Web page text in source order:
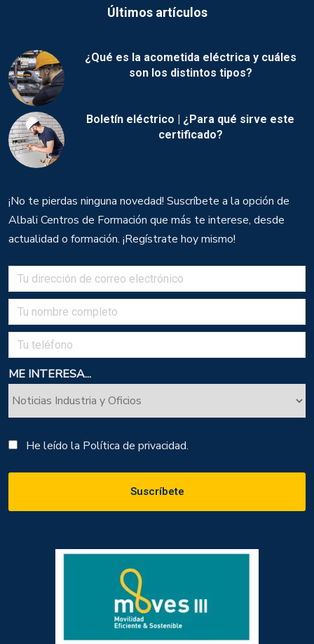
Últimos artículos
¿Qué es la acometida eléctrica y cuáles
son los distintos tipos?
Boletín eléctrico | ¿Para qué sirve este
certificado?
¡No te pierdas ninguna novedad! Suscríbete a la opción de
Albali Centros de Formación que más te interese, desde
actualidad o formación. ¡Regístrate hoy mismo!
ME INTERESA...
He leído la Política de privacidad.